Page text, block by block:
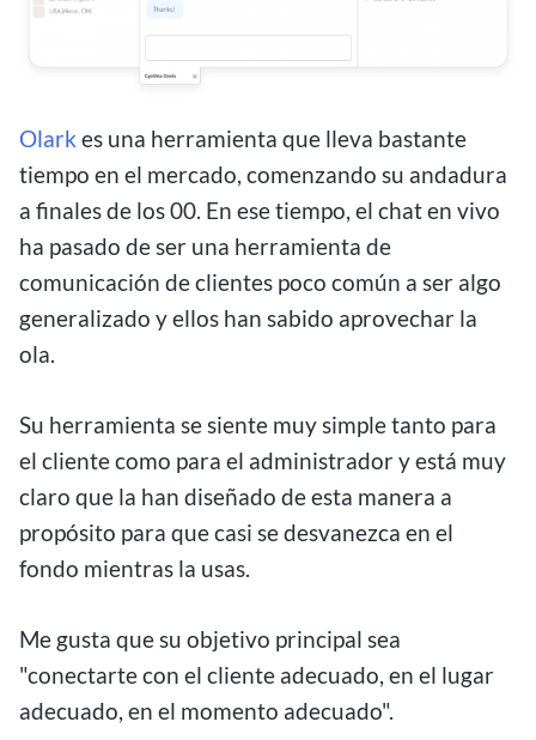
Olark es una herramienta que lleva bastante
tiempo en el mercado, comenzando su andadura
a finales de los 00. En ese tiempo, el chat en vivo
ha pasado de ser una herramienta de
comunicación de clientes poco común a ser algo
generalizado y ellos han sabido aprovechar la
ola.
Su herramienta se siente muy simple tanto para
el cliente como para el administrador y está muy
claro que la han diseñado de esta manera a
propósito para que casi se desvanezca en el
fondo mientras la usas.
Me gusta que su objetivo principal sea
"conectarte con el cliente adecuado, en el lugar
adecuado, en el momento adecuado".